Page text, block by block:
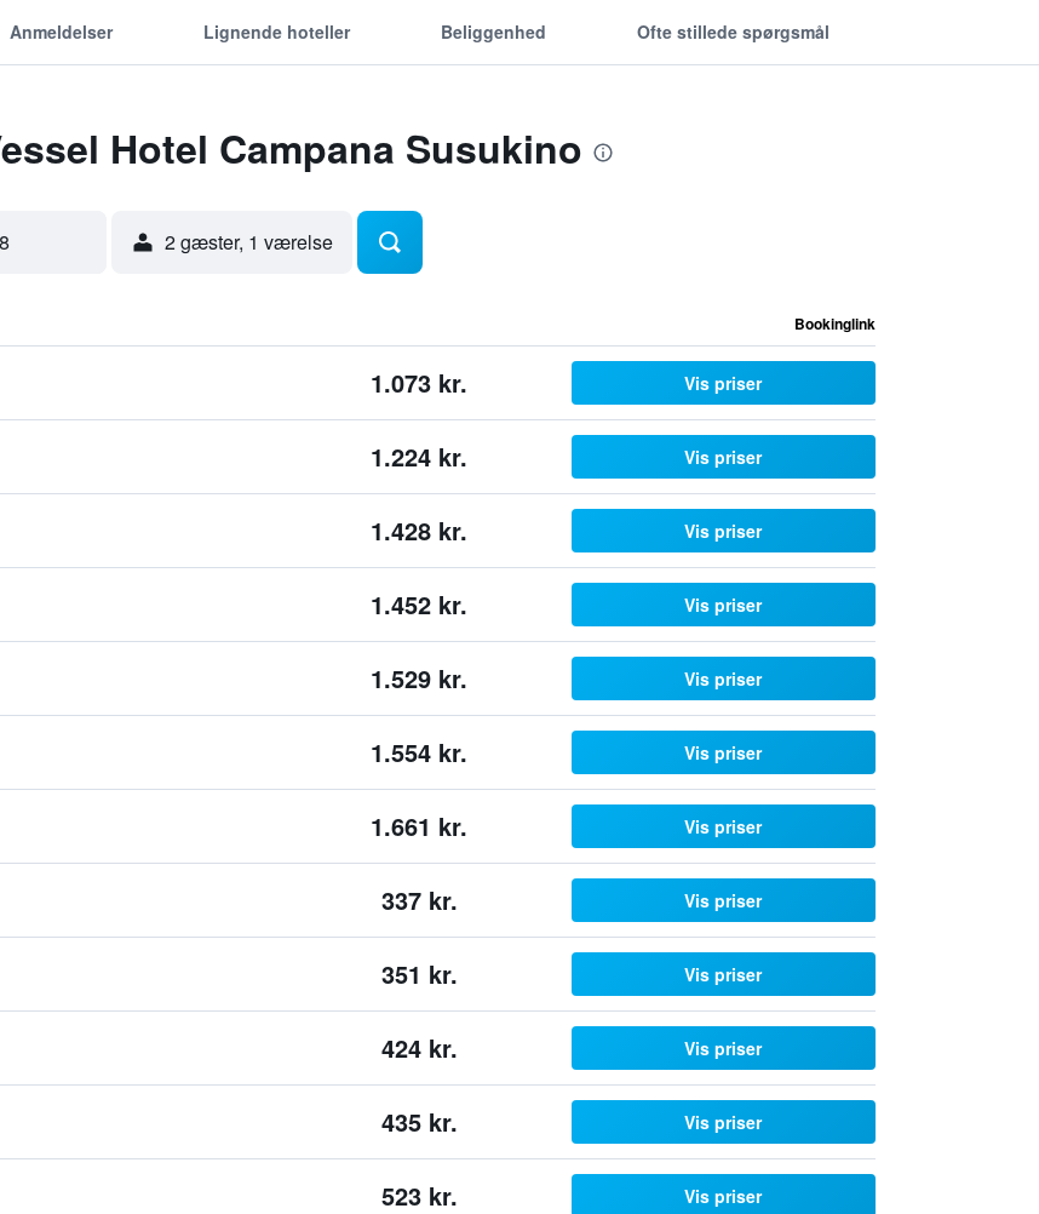
Anmeldelser Lignende hoteller Beliggenhed Ofte stillede spørgsmål
Hotel Campana Susukino
2 gæster, 1 værelse
Bookinglink
1.073 kr. Vis priser
1.224 kr. Vis priser
1.428 kr. Vis priser
1.452 kr. Vis priser
1.529 kr. Vis priser
1.554 kr. Vis priser
1.661 kr. Vis priser
337 kr. Vis priser
351 kr. Vis priser
424 kr. Vis priser
435 kr. Vis priser
523 kr. Vis priser